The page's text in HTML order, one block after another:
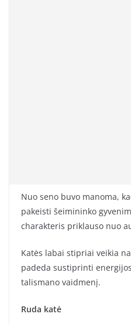
Nuo seno buvo manoma,
pakeisti šeimininko
charakteris priklauso nuo
Katės labai stipriai veikia
padeda sustiprinti
talismano vaidmenį.
Ruda katė